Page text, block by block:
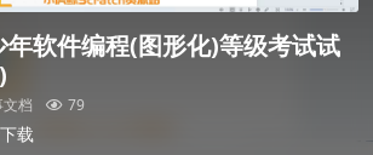
软件编程(图形化)等级考试试
档 79
载